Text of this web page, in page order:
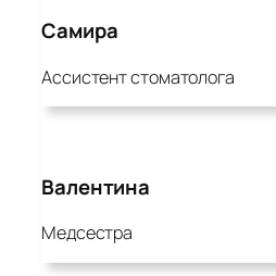
Самира
Ассистент стоматолога
Валентина
Медсестра